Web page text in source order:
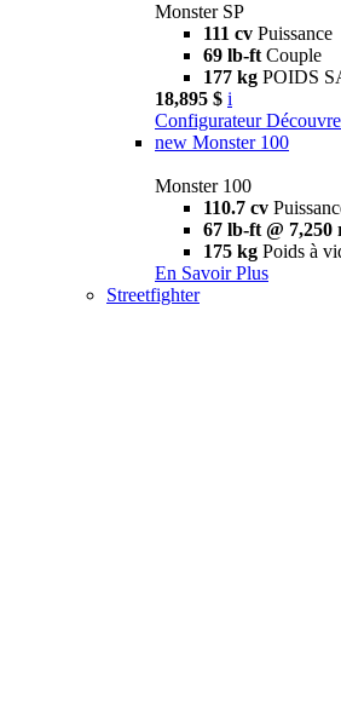
Monster SP
111 cv Puissance
69 lb-ft Couple
177 kg POIDS
18,895 $ i
Configurateur
new Monster 100
Monster 100
110.7 cv
67 lb-ft @ 7,250
175 kg Poids à
En Savoir Plus
Streetfighter